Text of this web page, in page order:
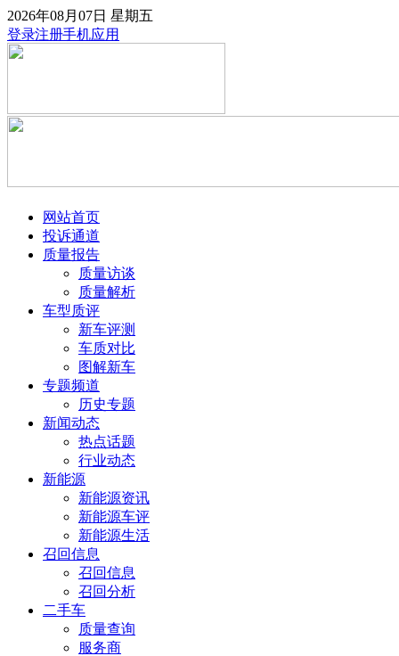
2026年08月07日 星期五
登录注册手机应用
网站首页
投诉通道
质量报告
质量访谈
质量解析
车型质评
新车评测
车质对比
图解新车
专题频道
历史专题
新闻动态
热点话题
行业动态
新能源
新能源资讯
新能源车评
新能源生活
召回信息
召回信息
召回分析
二手车
质量查询
服务商